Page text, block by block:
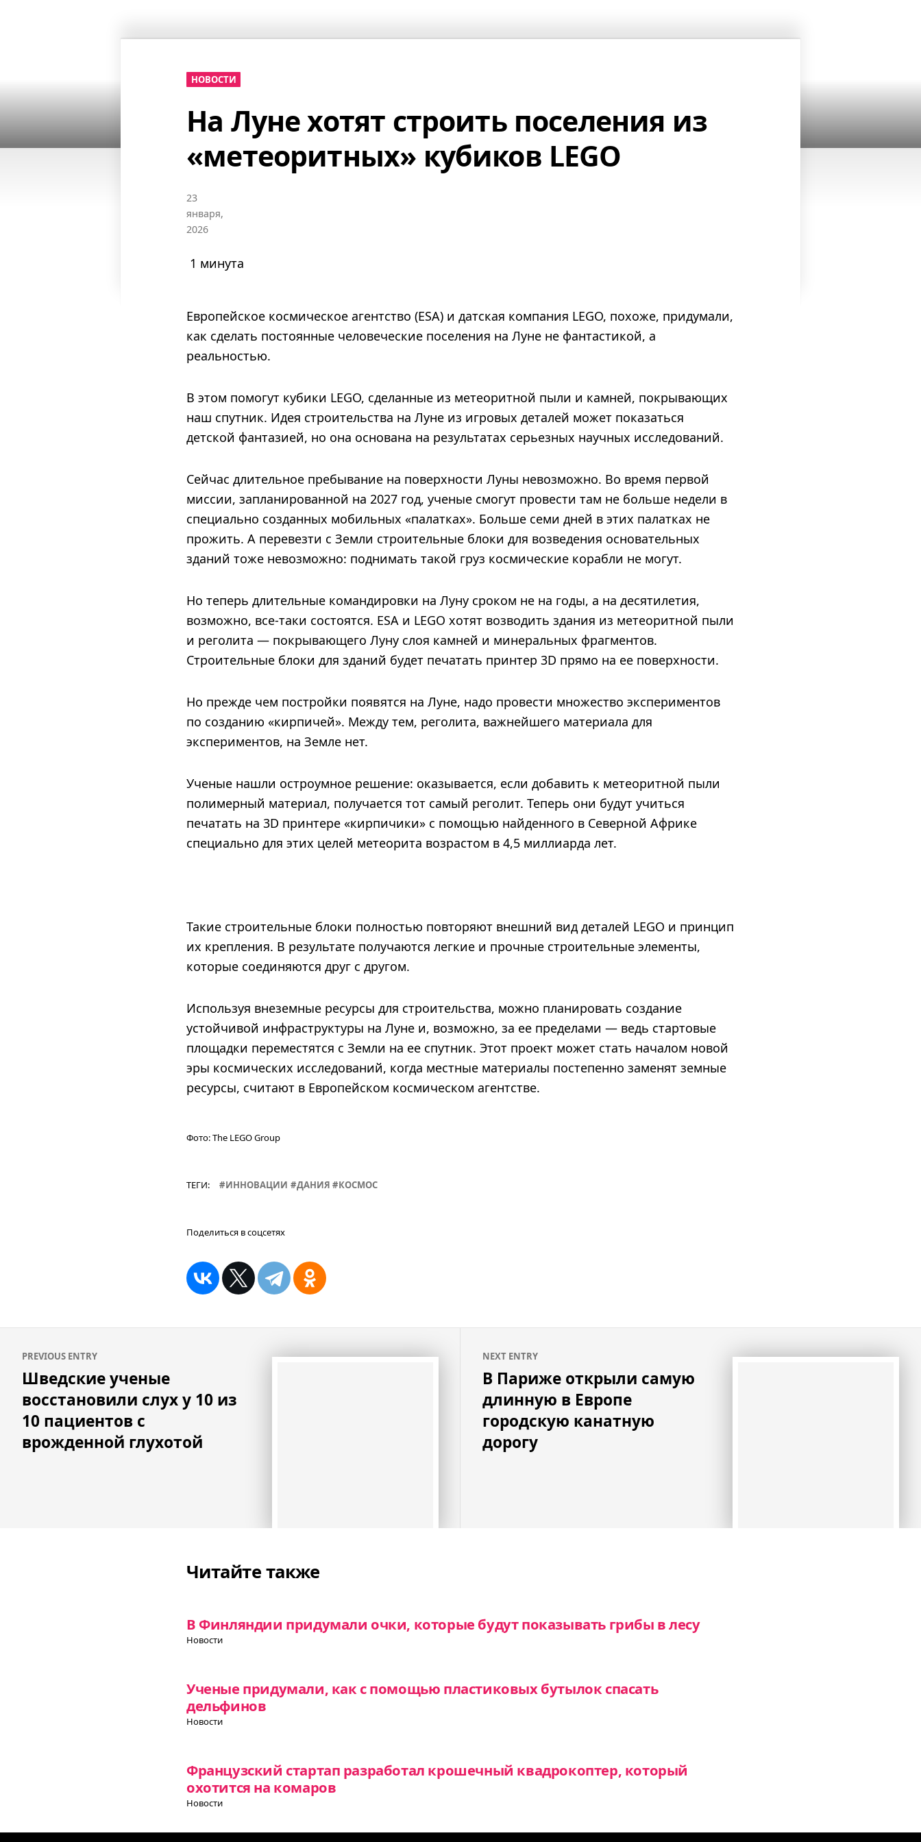
НОВОСТИ
На Луне хотят строить поселения из
«метеоритных» кубиков LEGO
23
января,
2026
1 минута
Европейское космическое агентство (ESA) и датская компания LEGO, похоже, придумали,
как сделать постоянные человеческие поселения на Луне не фантастикой, а
реальностью.
В этом помогут кубики LEGO, сделанные из метеоритной пыли и камней, покрывающих
наш спутник. Идея строительства на Луне из игровых деталей может показаться
детской фантазией, но она основана на результатах серьезных научных исследований.
Сейчас длительное пребывание на поверхности Луны невозможно. Во время первой
миссии, запланированной на 2027 год, ученые смогут провести там не больше недели в
специально созданных мобильных «палатках». Больше семи дней в этих палатках не
прожить. А перевезти с Земли строительные блоки для возведения основательных
зданий тоже невозможно: поднимать такой груз космические корабли не могут.
Но теперь длительные командировки на Луну сроком не на годы, а на десятилетия,
возможно, все-таки состоятся. ESA и LEGO хотят возводить здания из метеоритной пыли
и реголита — покрывающего Луну слоя камней и минеральных фрагментов.
Строительные блоки для зданий будет печатать принтер 3D прямо на ее поверхности.
Но прежде чем постройки появятся на Луне, надо провести множество экспериментов
по созданию «кирпичей». Между тем, реголита, важнейшего материала для
экспериментов, на Земле нет.
Ученые нашли остроумное решение: оказывается, если добавить к метеоритной пыли
полимерный материал, получается тот самый реголит. Теперь они будут учиться
печатать на 3D принтере «кирпичики» с помощью найденного в Северной Африке
специально для этих целей метеорита возрастом в 4,5 миллиарда лет.
Такие строительные блоки полностью повторяют внешний вид деталей LEGO и принцип
их крепления. В результате получаются легкие и прочные строительные элементы,
которые соединяются друг с другом.
Используя внеземные ресурсы для строительства, можно планировать создание
устойчивой инфраструктуры на Луне и, возможно, за ее пределами — ведь стартовые
площадки переместятся с Земли на ее спутник. Этот проект может стать началом новой
эры космических исследований, когда местные материалы постепенно заменят земные
ресурсы, считают в Европейском космическом агентстве.
Фото:The LEGO Group
ТЕГИ: ИННОВАЦИИ ДАНИЯ КОСМОС
Поделиться в соцсетях
по
записям
PREVIOUS ENTRY
Шведские ученые
восстановили слух у 10 из
10 пациентов с
врожденной глухотой
NEXT ENTRY
В Париже открыли самую
длинную в Европе
городскую канатную
дорогу
Читайте также
В Финляндии придумали очки, которые будут показывать грибы в лесу
Новости
Ученые придумали, как с помощью пластиковых бутылок спасать
дельфинов
Новости
Французский стартап разработал крошечный квадрокоптер, который
охотится на комаров
Новости